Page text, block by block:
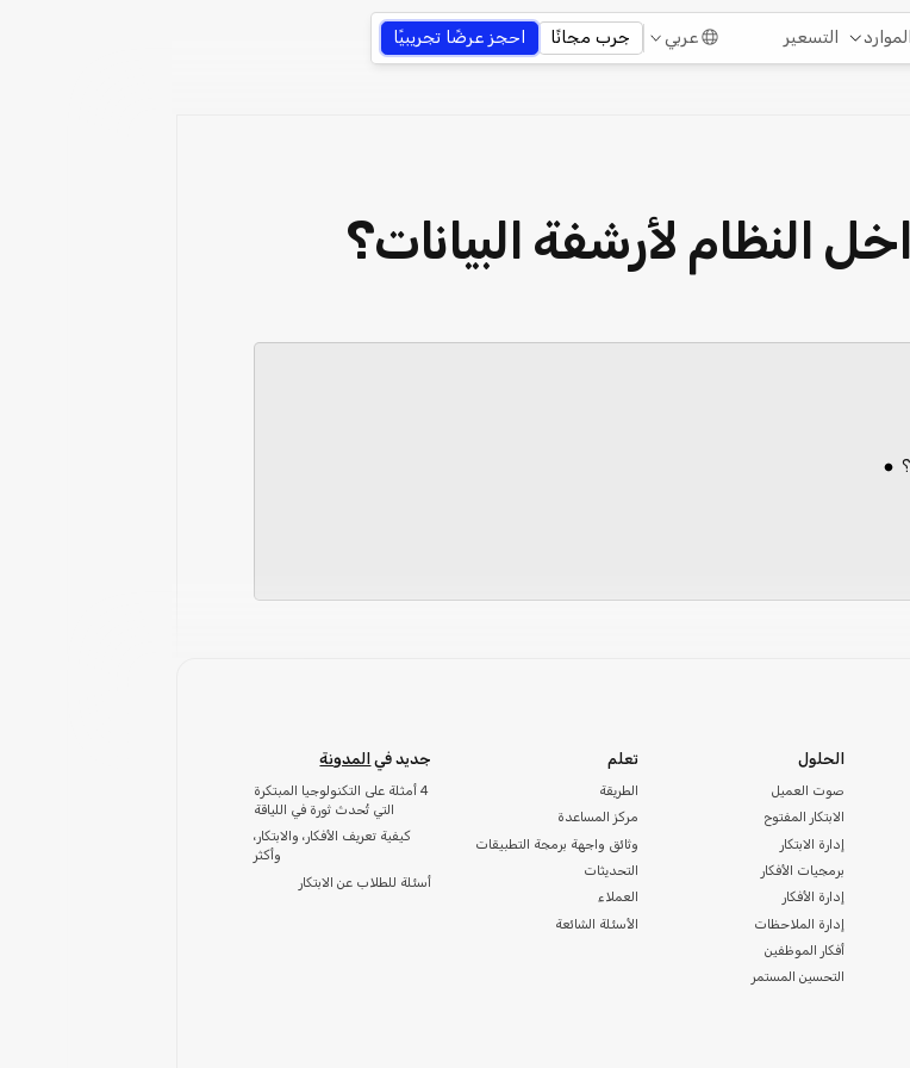
الموارد التسعير عربي جرب مجانًا احجز عرضًا تجريبيًا
النظام لأرشفة البيانات؟
الحلول
صوت العميل
الابتكار المفتوح
إدارة الابتكار
برمجيات الأفكار
إدارة الأفكار
إدارة الملاحظات
أفكار الموظفين
التحسين المستمر
تعلم
الطريقة
مركز المساعدة
وثائق واجهة برمجة التطبيقات
التحديثات
العملاء
الأسئلة الشائعة
جديد في المدونة
4 أمثلة على التكنولوجيا المبتكرة
التي تُحدث ثورة في اللياقة
كيفية تعريف الأفكار، والابتكار،
وأكثر
أسئلة للطلاب عن الابتكار